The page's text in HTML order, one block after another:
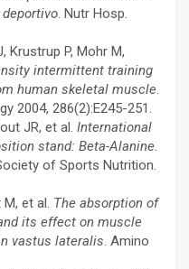
. Nutr Hosp.
Krustrup P, Mohr M,
intermittent training
human skeletal muscle.
2004, 286(2):E245-251.
JR, et al. International
stand: Beta-Alanine.
of Sports Nutrition.
et al. The absorption of
its effect on muscle
vastus lateralis. Amino